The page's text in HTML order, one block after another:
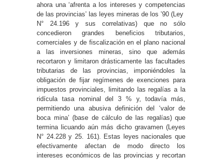
ahora una ‘afrenta a los intereses y competencias
de las provincias’ las leyes mineras de los ’90 (Ley
N° 24.196 y sus correlativas) que no sólo
concedieron grandes beneficios tributarios,
comerciales y de fiscalización en el plano nacional
a las inversiones mineras, sino que además
recortaron y limitaron drásticamente las facultades
tributarias de las provincias, imponiéndoles la
obligación de fijar regímenes de exenciones para
impuestos provinciales, limitando las regalías a la
ridícula tasa nominal del 3 % y, todavía más,
permitiendo una abusiva definición del ‘valor de
boca mina’ (base de cálculo de las regalías) que
termina licuando aún más dicho gravamen (Leyes
N° 24.228 y 25. 161). Estas leyes nacionales que
efectivamente afectan de modo directo los
intereses económicos de las provincias y recortan